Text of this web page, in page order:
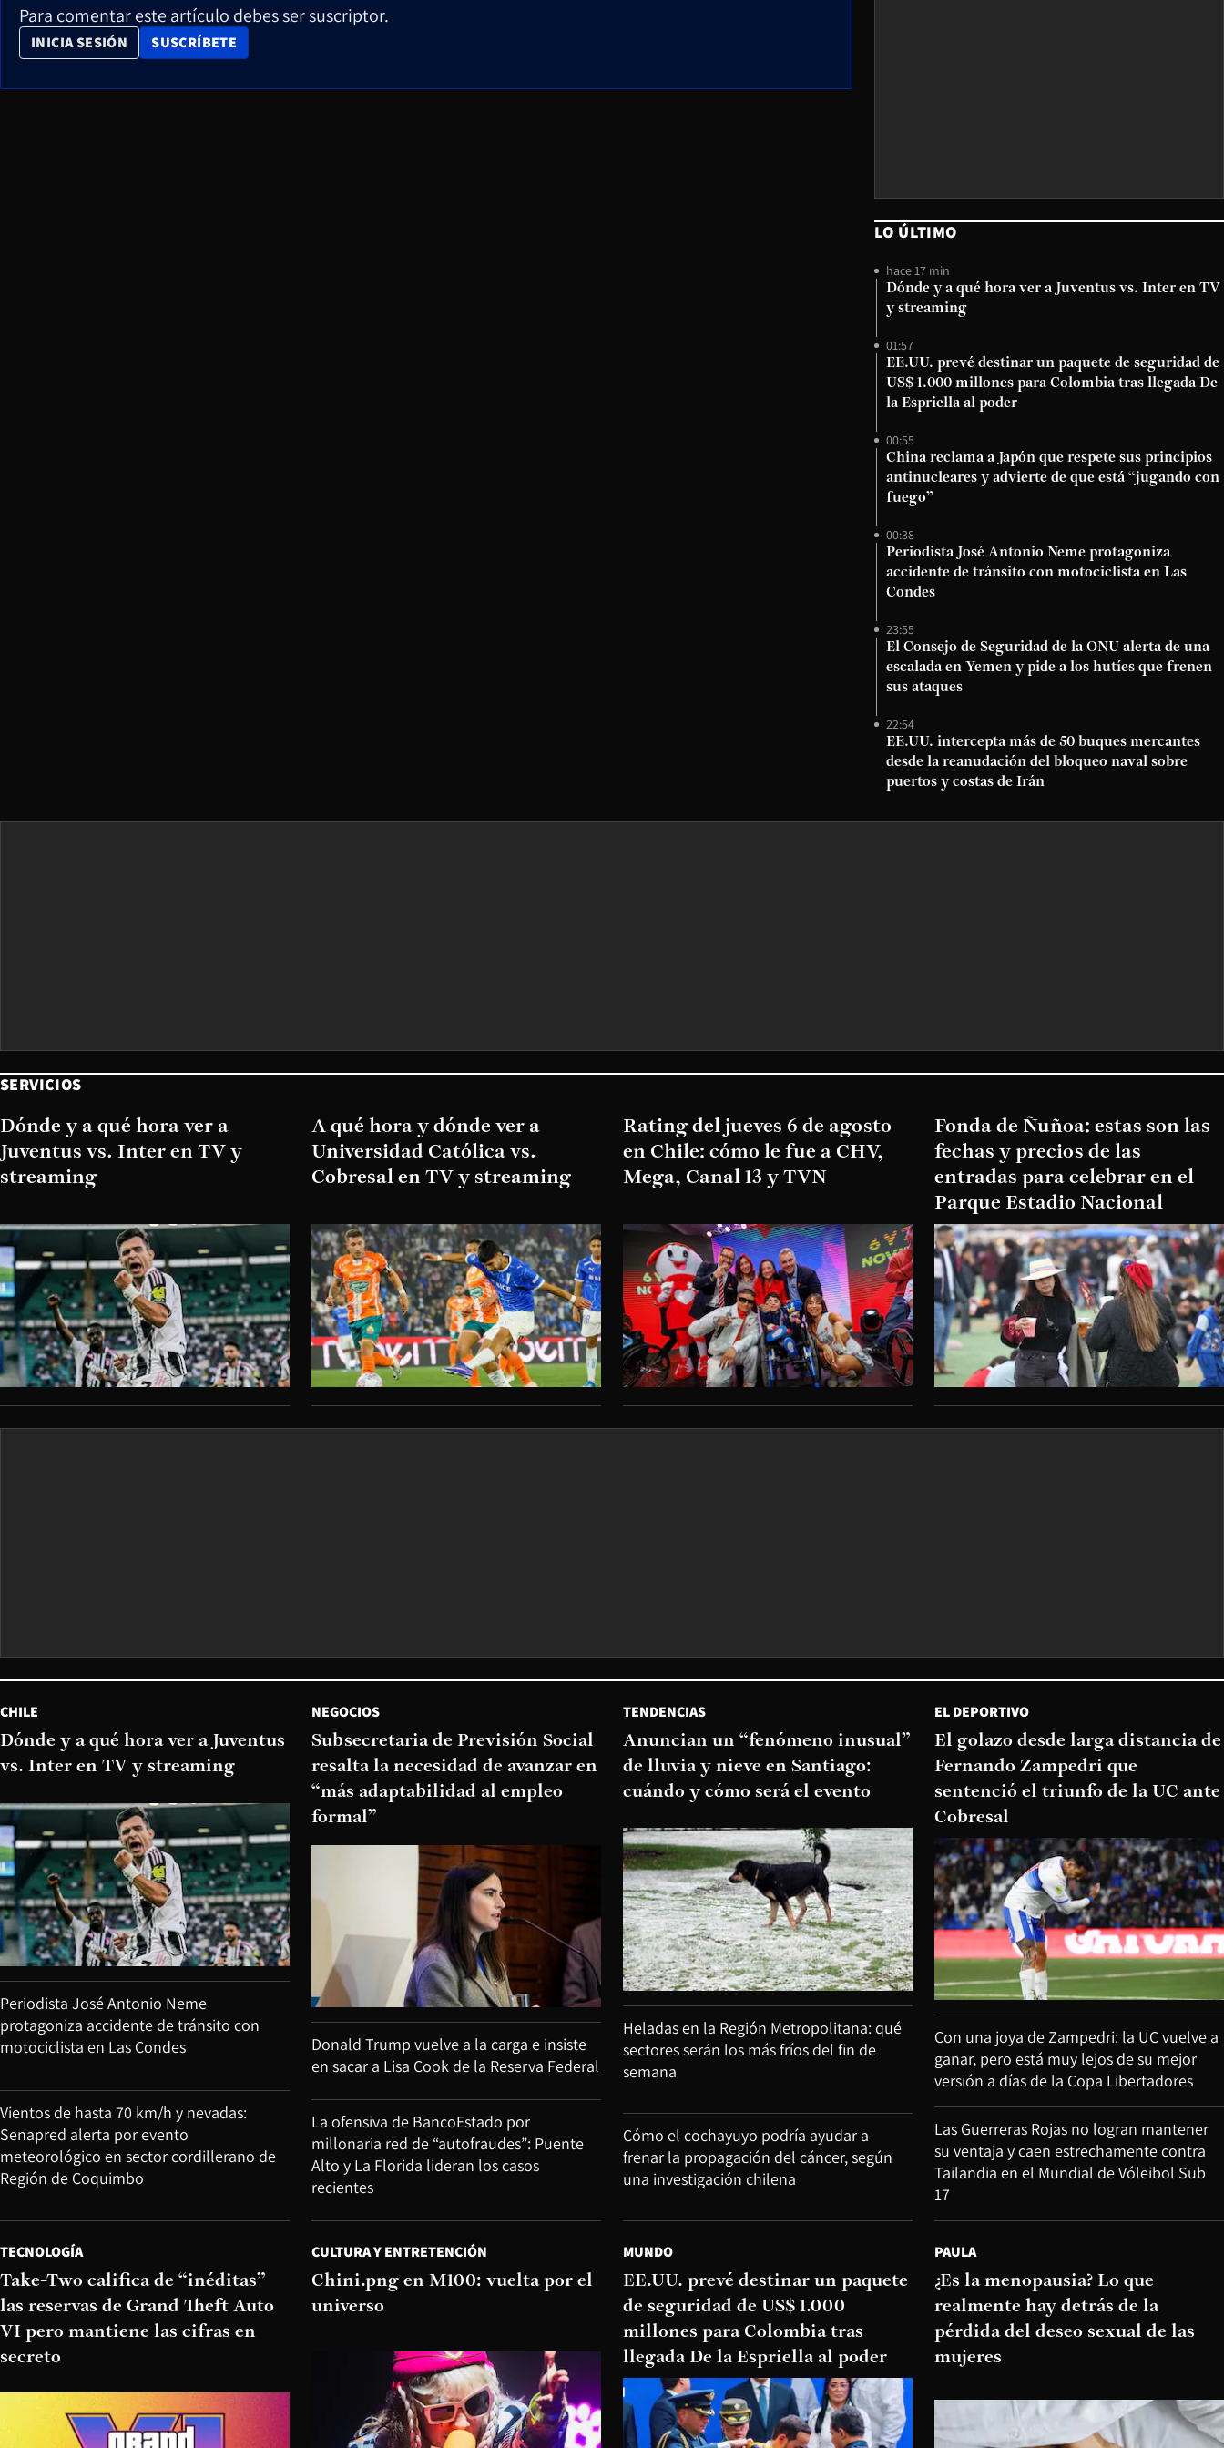
Para comentar este artículo debes ser suscriptor.
INICIA SESIÓN SUSCRÍBETE
OPENS IN NEW WINDOW
LO ÚLTIMO
hace 17 min
Dónde y a qué hora ver a Juventus vs. Inter en TV
y streaming
01:57
EE.UU. prevé destinar un paquete de seguridad de
US$ 1.000 millones para Colombia tras llegada De
la Espriella al poder
00:55
China reclama a Japón que respete sus principios
antinucleares y advierte de que está “jugando con
fuego”
00:38
Periodista José Antonio Neme protagoniza
accidente de tránsito con motociclista en Las
Condes
23:55
El Consejo de Seguridad de la ONU alerta de una
escalada en Yemen y pide a los hutíes que frenen
sus ataques
22:54
EE.UU. intercepta más de 50 buques mercantes
desde la reanudación del bloqueo naval sobre
puertos y costas de Irán
SERVICIOS
Dónde y a qué hora ver a
Juventus vs. Inter en TV y
streaming
A qué hora y dónde ver a
Universidad Católica vs.
Cobresal en TV y streaming
Rating del jueves 6 de agosto
en Chile: cómo le fue a CHV,
Mega, Canal 13 y TVN
Fonda de Ñuñoa: estas son las
fechas y precios de las
entradas para celebrar en el
Parque Estadio Nacional
CHILE
Dónde y a qué hora ver a Juventus
vs. Inter en TV y streaming
Periodista José Antonio Neme
protagoniza accidente de tránsito con
motociclista en Las Condes
Vientos de hasta 70 km/h y nevadas:
Senapred alerta por evento
meteorológico en sector cordillerano de
Región de Coquimbo
NEGOCIOS
Subsecretaria de Previsión Social
resalta la necesidad de avanzar en
“más adaptabilidad al empleo
formal”
Donald Trump vuelve a la carga e insiste
en sacar a Lisa Cook de la Reserva Federal
La ofensiva de BancoEstado por
millonaria red de “autofraudes”: Puente
Alto y La Florida lideran los casos
recientes
TENDENCIAS
Anuncian un “fenómeno inusual”
de lluvia y nieve en Santiago:
cuándo y cómo será el evento
Heladas en la Región Metropolitana: qué
sectores serán los más fríos del fin de
semana
Cómo el cochayuyo podría ayudar a
frenar la propagación del cáncer, según
una investigación chilena
EL DEPORTIVO
El golazo desde larga distancia de
Fernando Zampedri que
sentenció el triunfo de la UC ante
Cobresal
Con una joya de Zampedri: la UC vuelve a
ganar, pero está muy lejos de su mejor
versión a días de la Copa Libertadores
Las Guerreras Rojas no logran mantener
su ventaja y caen estrechamente contra
Tailandia en el Mundial de Vóleibol Sub
17
TECNOLOGÍA
Take-Two califica de “inéditas”
las reservas de Grand Theft Auto
VI pero mantiene las cifras en
secreto
CULTURA Y ENTRETENCIÓN
Chini.png en M100: vuelta por el
universo
MUNDO
EE.UU. prevé destinar un paquete
de seguridad de US$ 1.000
millones para Colombia tras
llegada De la Espriella al poder
PAULA
¿Es la menopausia? Lo que
realmente hay detrás de la
pérdida del deseo sexual de las
mujeres